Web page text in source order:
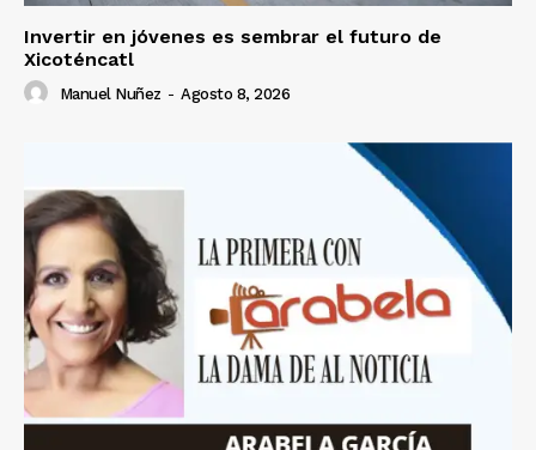
Invertir en jóvenes es sembrar el futuro de
Xicoténcatl
Manuel Nuñez - Agosto 8, 2026